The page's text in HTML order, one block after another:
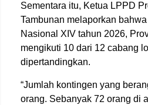
Sementara itu, Ketua LPPD
Tambunan melaporkan
Nasional XIV tahun 2026,
mengikuti 10 dari 12 cabang
dipertandingkan.
“Jumlah kontingen yang
orang. Sebanyak 72 orang di